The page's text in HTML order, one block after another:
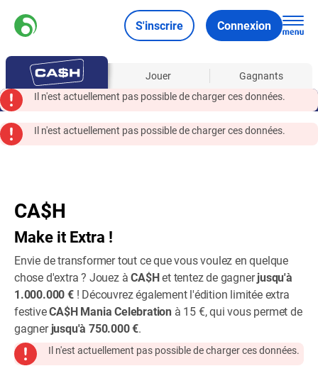
S'inscrire Connexion
À propos Jouer
Gagnants
Il n'est actuellement pas possible de charger ces données.
Il n'est actuellement pas possible de charger ces données.
CA$H
Make it Extra !
Envie de transformer tout ce que vous voulez en quelque
chose d'extra ? Jouez àCA$Het tentez de gagnerjusqu'à
1.000.000 € ! Découvrez également l'édition limitée extra
festiveCA$H Mania Celebration à 15 €, qui vous permet de
gagnerjusqu'à 750.000 €.
Il n'est actuellement pas possible de charger ces données.